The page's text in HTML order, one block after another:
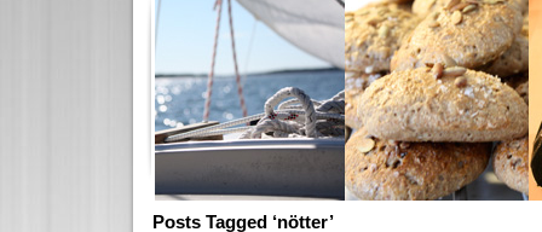
Posts Tagged ‘nötter’